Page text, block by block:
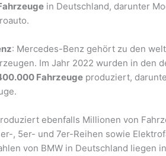
in Deutschland, darunter
: Mercedes-Benz gehört zu den
Im Jahr 2022 wurden in den
Fahrzeuge produziert,
ebenfalls Millionen von
, 5er- und 7er-Reihen sowie
von BMW in Deutschland liegen